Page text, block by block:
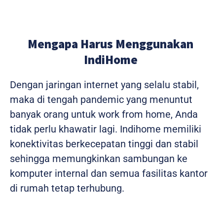
Mengapa Harus Menggunakan
IndiHome
Dengan jaringan internet yang selalu stabil,
maka di tengah pandemic yang menuntut
banyak orang untuk work from home, Anda
tidak perlu khawatir lagi. Indihome memiliki
konektivitas berkecepatan tinggi dan stabil
sehingga memungkinkan sambungan ke
komputer internal dan semua fasilitas kantor
di rumah tetap terhubung.